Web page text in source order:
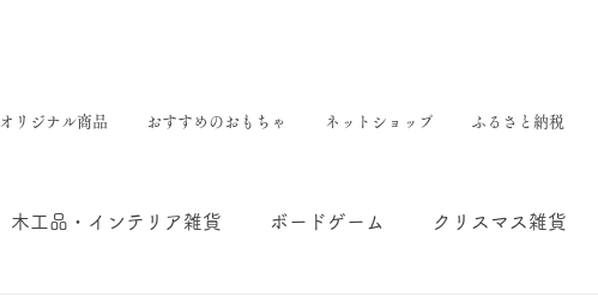
オリジナル商品 おすすめのおもちゃ ネットショップ ふるさと納税
木工品・インテリア雑貨 ボードゲーム クリスマス雑貨